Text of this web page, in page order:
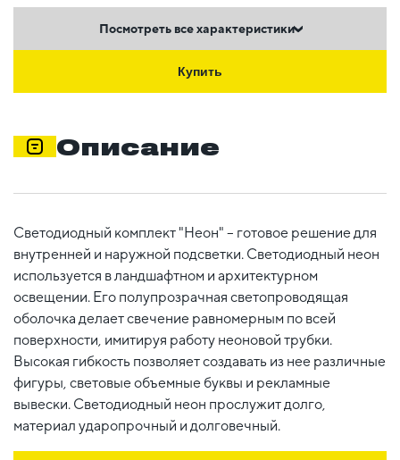
Посмотреть все характеристики
Купить
Описание
Светодиодный комплект "Неон" – готовое решение для
внутренней и наружной подсветки. Светодиодный неон
используется в ландшафтном и архитектурном
освещении. Его полупрозрачная светопроводящая
оболочка делает свечение равномерным по всей
поверхности, имитируя работу неоновой трубки.
Высокая гибкость позволяет создавать из нее различные
фигуры, световые объемные буквы и рекламные
вывески. Светодиодный неон прослужит долго,
материал ударопрочный и долговечный.